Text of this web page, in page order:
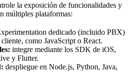
la exposición de funcionalidades y
múltiples plataformas:
dedicado (incluido PBX)
como JavaScript o React.
integre mediante los SDK de iOS,
y Flutter.
despliegue en Node.js, Python, Java,